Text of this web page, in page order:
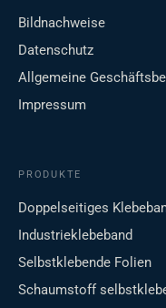
Bildnachweise
Datenschutz
Allgemeine
Impressum
PRODUKTE
Doppelseitiges
Industrieklebeband
Selbstklebende Folien
Schaumstoff